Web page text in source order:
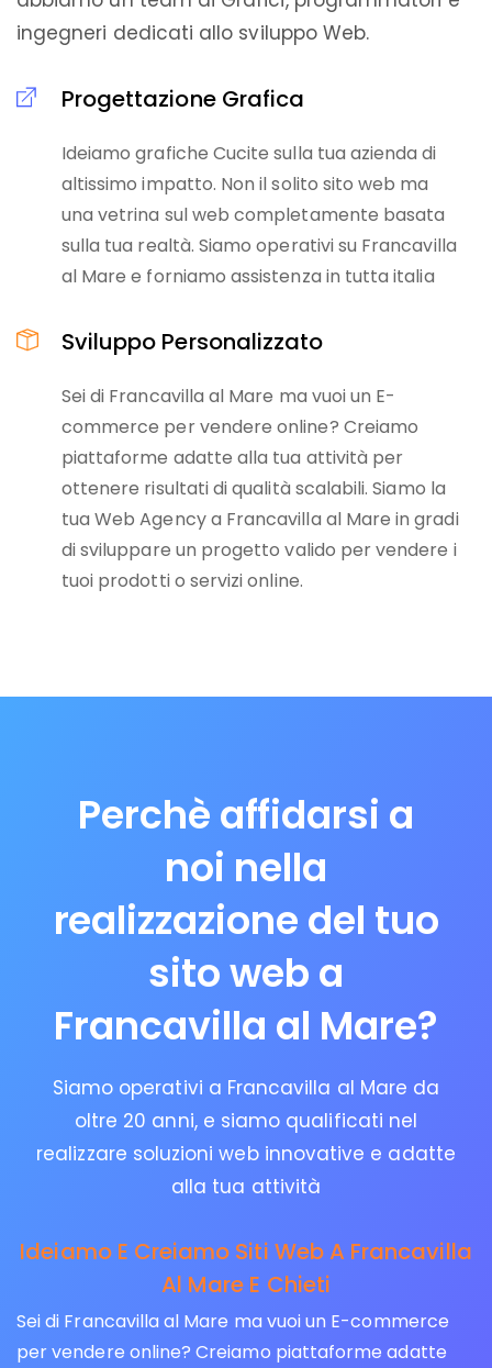
ingegneri dedicati allo sviluppo Web.
Progettazione Grafica
Ideiamo grafiche Cucite sulla tua azienda di
altissimo impatto. Non il solito sito web ma
una vetrina sul web completamente basata
sulla tua realtà. Siamo operativi su Francavilla
al Mare e forniamo assistenza in tutta italia
Sviluppo Personalizzato
Sei di Francavilla al Mare ma vuoi un E-
commerce per vendere online? Creiamo
piattaforme adatte alla tua attività per
ottenere risultati di qualità scalabili. Siamo la
tua Web Agency a Francavilla al Mare in gradi
di sviluppare un progetto valido per vendere i
tuoi prodotti o servizi online.
Perchè affidarsi a
noi nella
realizzazione del tuo
sito web a
Francavilla al Mare?
Siamo operativi a Francavilla al Mare da
oltre 20 anni, e siamo qualificati nel
realizzare soluzioni web innovative e adatte
alla tua attività
Ideiamo E Creiamo Siti Web A Francavilla
Al Mare E Chieti
Sei di Francavilla al Mare ma vuoi un E-commerce
per vendere online? Creiamo piattaforme adatte